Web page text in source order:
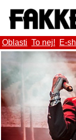
Oblasti To nej! E-